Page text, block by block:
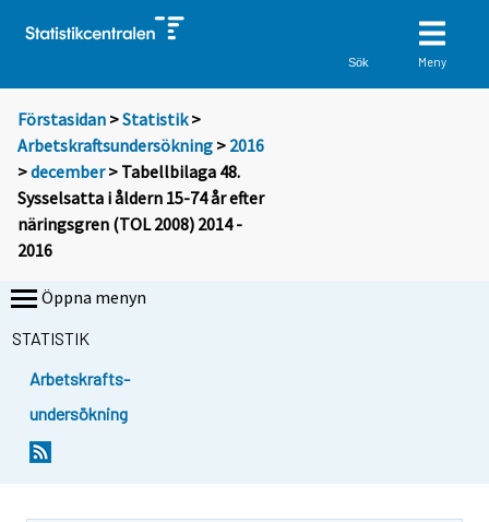
Sök Meny
Förstasidan >Statistik >
Arbetskraftsundersökning > 2016
>december> Tabellbilaga 48.
Sysselsatta i åldern 15-74 år efter
näringsgren (TOL 2008) 2014 -
2016
Öppna menyn
STATISTIK
Arbetskrafts-
undersökning